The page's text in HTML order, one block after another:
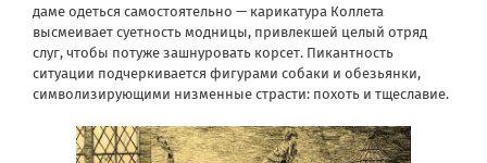
даме одеться самостоятельно — карикатура Коллета
высмеивает суетность модницы, привлекшей целый отряд
слуг, чтобы потуже зашнуровать корсет. Пикантность
ситуации подчеркивается фигурами собаки и обезьянки,
символизирующими низменные страсти: похоть и тщеславие.